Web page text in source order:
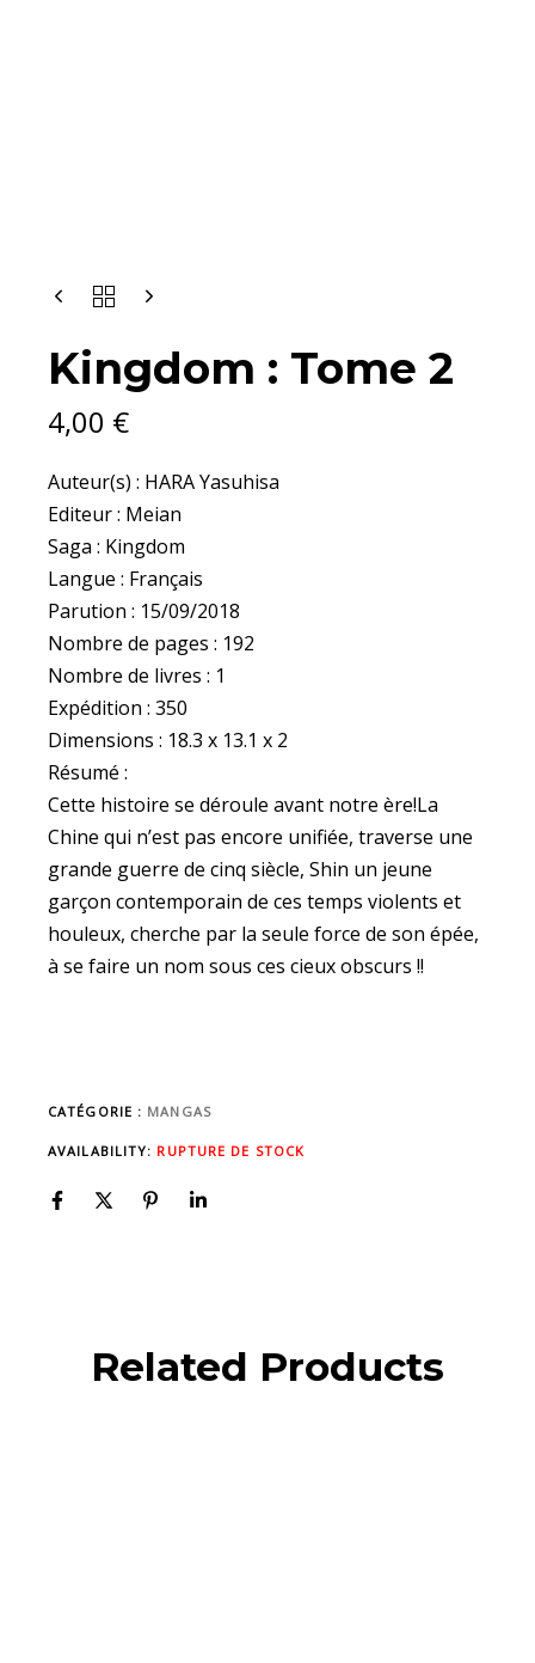
Kingdom : Tome 2
4,00 €
Auteur(s) : HARA Yasuhisa
Editeur : Meian
Saga : Kingdom
Langue : Français
Parution : 15/09/2018
Nombre de pages : 192
Nombre de livres : 1
Expédition : 350
Dimensions : 18.3 x 13.1 x 2
Résumé :
Cette histoire se déroule avant notre ère!La
Chine qui n’est pas encore unifiée, traverse une
grande guerre de cinq siècle, Shin un jeune
garçon contemporain de ces temps violents et
houleux, cherche par la seule force de son épée,
à se faire un nom sous ces cieux obscurs !!
CATÉGORIE : MANGAS
AVAILABILITY: RUPTURE DE STOCK
Related Products